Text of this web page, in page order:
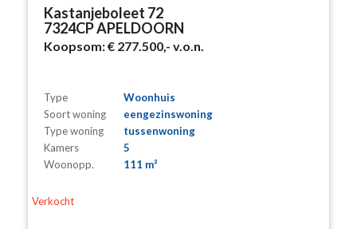
Kastanjeboleet 72
7324CP APELDOORN
Koopsom:€ 277.500,- v.o.n.
Type
Woonhuis
Soort woning
eengezinswoning
Type woning
tussenwoning
Kamers
5
Woonopp.
111 m²
Verkocht